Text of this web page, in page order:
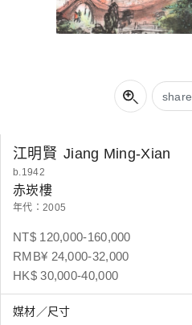
share
江明賢 Jiang Ming-Xian
b.1942
赤崁樓
年代：2005
NT$ 120,000-160,000
RMB¥ 24,000-32,000
HK$ 30,000-40,000
媒材／尺寸